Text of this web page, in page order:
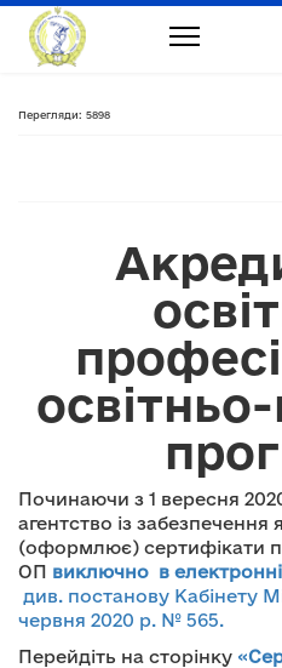
Перегляди: 5898
Починаючи з 1 вересня
агентство із забезпечення
(оформлює) сертифікати
ОП виключно в
див. постанову Кабінету
червня 2020 р. № 565.
Перейдіть на сторінку «